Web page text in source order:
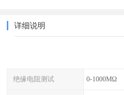
详细说明
绝缘电阻测试 0-1000MΩ